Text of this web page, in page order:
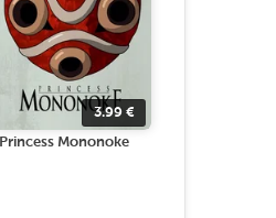
3.99€
Princess Mononoke